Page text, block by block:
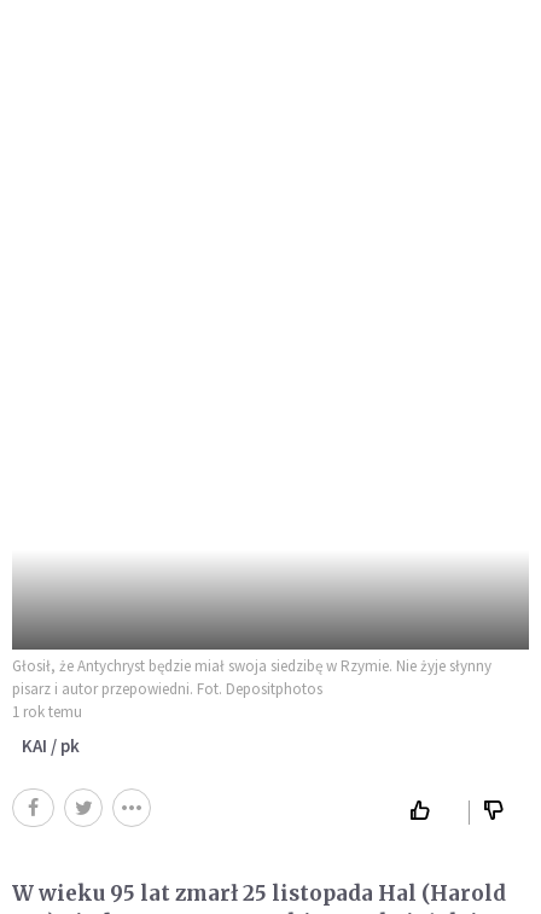
Głosił, że Antychryst będzie miał swoja siedzibę w Rzymie. Nie żyje słynny
pisarz i autor przepowiedni. Fot. Depositphotos
1 rok temu
KAI / pk
W wieku 95 lat zmarł 25 listopada Hal (Harold